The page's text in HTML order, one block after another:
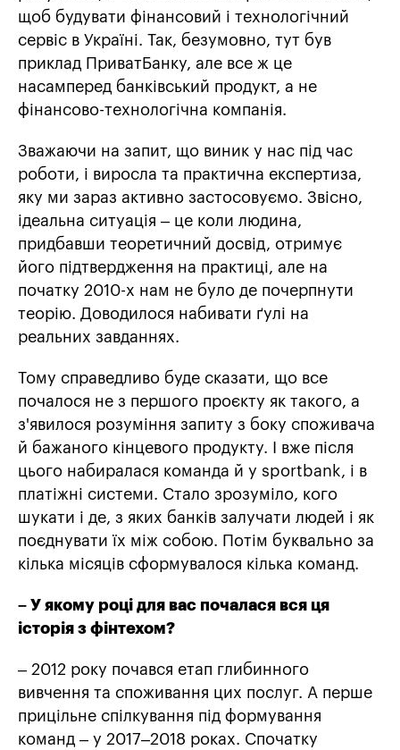
щоб будувати фінансовий і технологічний
сервіс в Україні. Так, безумовно, тут був
приклад ПриватБанку, але все ж це
насамперед банківський продукт, а не
фінансово-технологічна компанія.
Зважаючи на запит, що виник у нас під час
роботи, і виросла та практична експертиза,
яку ми зараз активно застосовуємо. Звісно,
ідеальна ситуація – це коли людина,
придбавши теоретичний досвід, отримує
його підтвердження на практиці, але на
початку 2010-х нам не було де почерпнути
теорію. Доводилося набивати ґулі на
реальних завданнях.
Тому справедливо буде сказати, що все
почалося не з першого проєкту як такого, а
з'явилося розуміння запиту з боку споживача
й бажаного кінцевого продукту. І вже після
цього набиралася команда й у sportbank, і в
платіжні системи. Стало зрозуміло, кого
шукати і де, з яких банків залучати людей і як
поєднувати їх між собою. Потім буквально за
кілька місяців сформувалося кілька команд.
– У якому році для вас почалася вся ця
історія з фінтехом?
– 2012 року почався етап глибинного
вивчення та споживання цих послуг. А перше
прицільне спілкування під формування
команд – у 2017–2018 роках. Спочатку